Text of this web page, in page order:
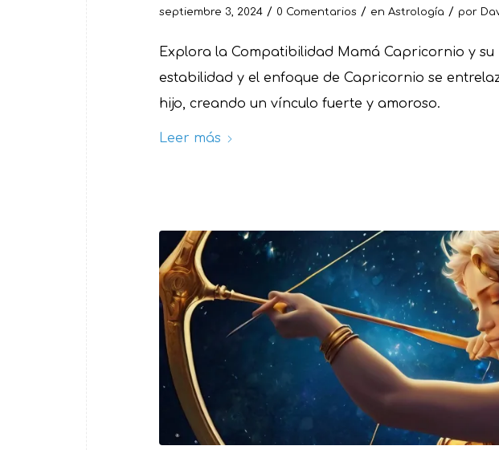
septiembre 3, 2024 / 0 Comentarios / en Astrología / por
Explora la Compatibilidad Mamá Capricornio y
estabilidad y el enfoque de Capricornio se
hijo, creando un vínculo fuerte y amoroso.
Leer más